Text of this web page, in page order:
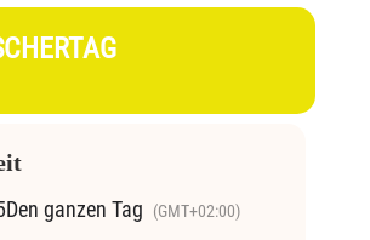
Den ganzen Tag (GMT+02:00)